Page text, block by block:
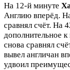
На 12-й минуте
Англию вперёд.
сравнял счёт. На
дополнительное
снова сравнял
вывел англичан
удвоил